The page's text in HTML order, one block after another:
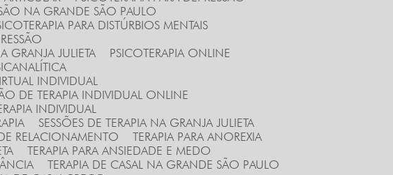
NA GRANDE SÃO PAULO
PARA DISTÚRBIOS MENTAIS
GRANJA JULIETA
PSICOTERAPIA ONLINE
INDIVIDUAL
DE TERAPIA INDIVIDUAL ONLINE
INDIVIDUAL
SESSÕES DE TERAPIA NA GRANJA JULIETA
DE RELACIONAMENTO
TERAPIA PARA ANOREXIA
TERAPIA PARA ANSIEDADE E MEDO
TERAPIA DE CASAL NA GRANDE SÃO PAULO